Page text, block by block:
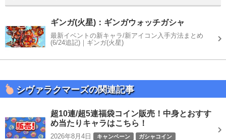
ギンガ(火星)：ギンガウォッチガシャ
最新イベントの新キャラ/新アイコン入手方法まとめ
(6/24追記)｜ギンガ(火星)
シヴァラクマーズの関連記事
超10連/超5連福袋コイン販売！中身とおすす
め当たりキャラはこちら！
2026年8月4日 キャンペーン ガシャコイン